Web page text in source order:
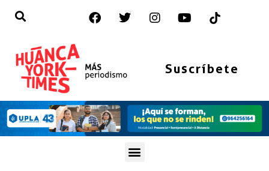
Suscríbete